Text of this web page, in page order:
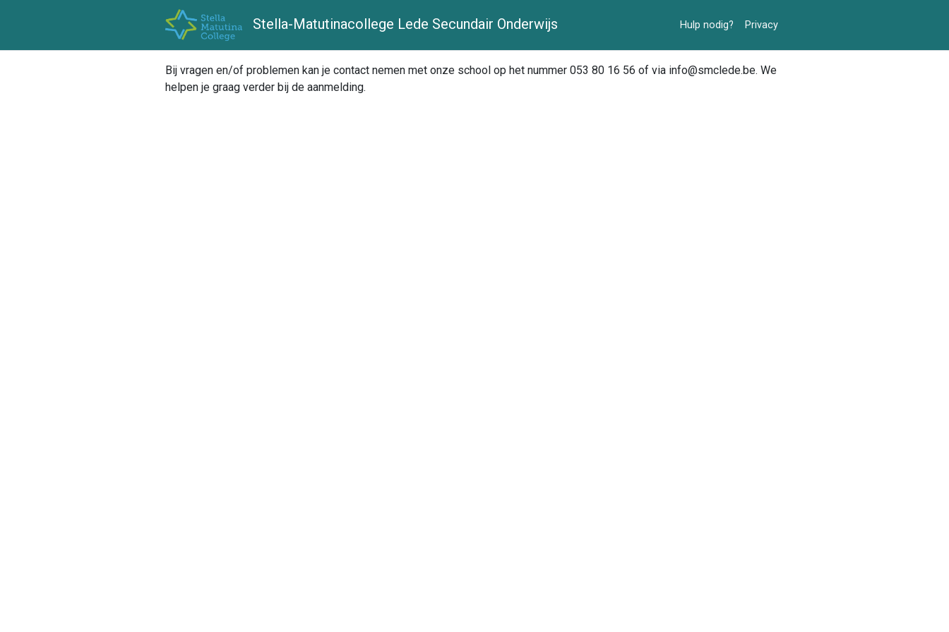
Stella-Matutinacollege Lede Secundair Onderwijs Hulp nodig? Privacy
Bij vragen en/of problemen kan je contact nemen met onze school op het nummer 053 80 16 56 of via info@smclede.be. We
helpen je graag verder bij de aanmelding.